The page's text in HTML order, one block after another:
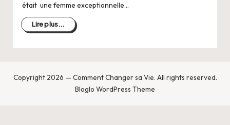
était une femme exceptionnelle…
Lire plus...
Copyright 2026 — Comment Changer sa Vie. All rights reserved.
Bloglo WordPress Theme